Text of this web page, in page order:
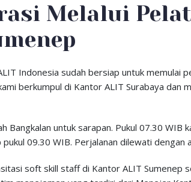
Melalui
Indonesia sudah bersiap untuk memulai
berkumpul di Kantor ALIT Surabaya dan
Bangkalan untuk sarapan. Pukul 07.30 WIB
09.30 WIB. Perjalanan dilewati dengan
soft skill staff di Kantor ALIT Sumenep